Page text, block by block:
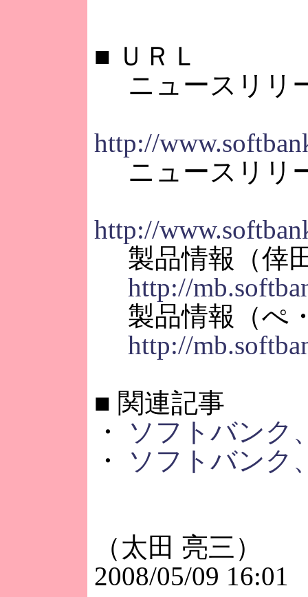
■ ＵＲＬ
ニュースリリ
http://
ニュースリリ
http://
製品情報（倖
http://
製品情報（ぺ
http://
■ 関連記事
・
ソフトバンク
・
ソフトバンク
（太田 亮三）
2008/05/09 16:01